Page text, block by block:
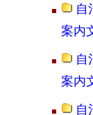
自
案内
自
案内
自